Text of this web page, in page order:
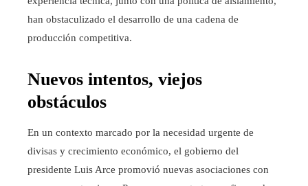
han obstaculizado el desarrollo de una cadena de
producción competitiva.
Nuevos intentos, viejos
obstáculos
En un contexto marcado por la necesidad urgente de
divisas y crecimiento económico, el gobierno del
presidente Luis Arce promovió nuevas asociaciones con